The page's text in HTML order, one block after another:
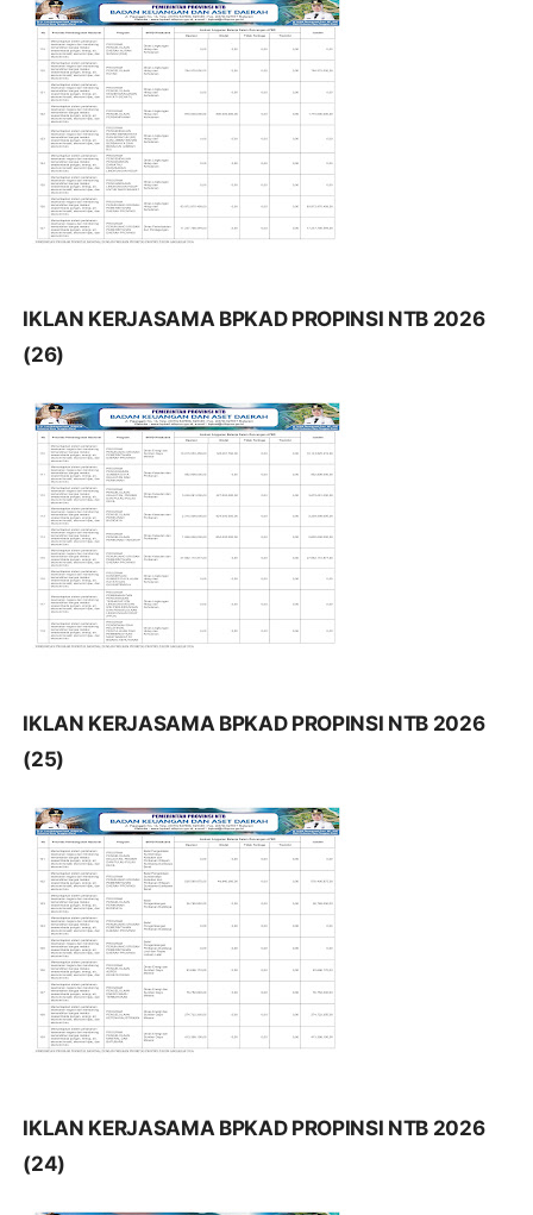
IKLAN KERJASAMA BPKAD PROPINSI NTB 2026
(26)
IKLAN KERJASAMA BPKAD PROPINSI NTB 2026
(25)
IKLAN KERJASAMA BPKAD PROPINSI NTB 2026
(24)